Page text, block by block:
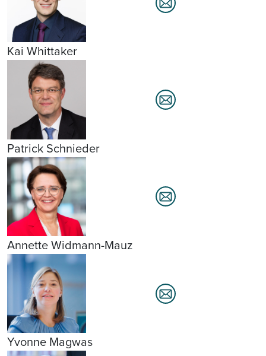
Kai Whittaker
Patrick Schnieder
Annette Widmann-Mauz
Yvonne Magwas